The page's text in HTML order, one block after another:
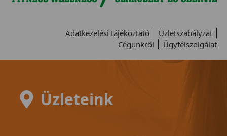
Adatkezelési tájékoztató
Üzletszabályzat
Cégünkről
Ügyfélszolgálat
Üzleteink